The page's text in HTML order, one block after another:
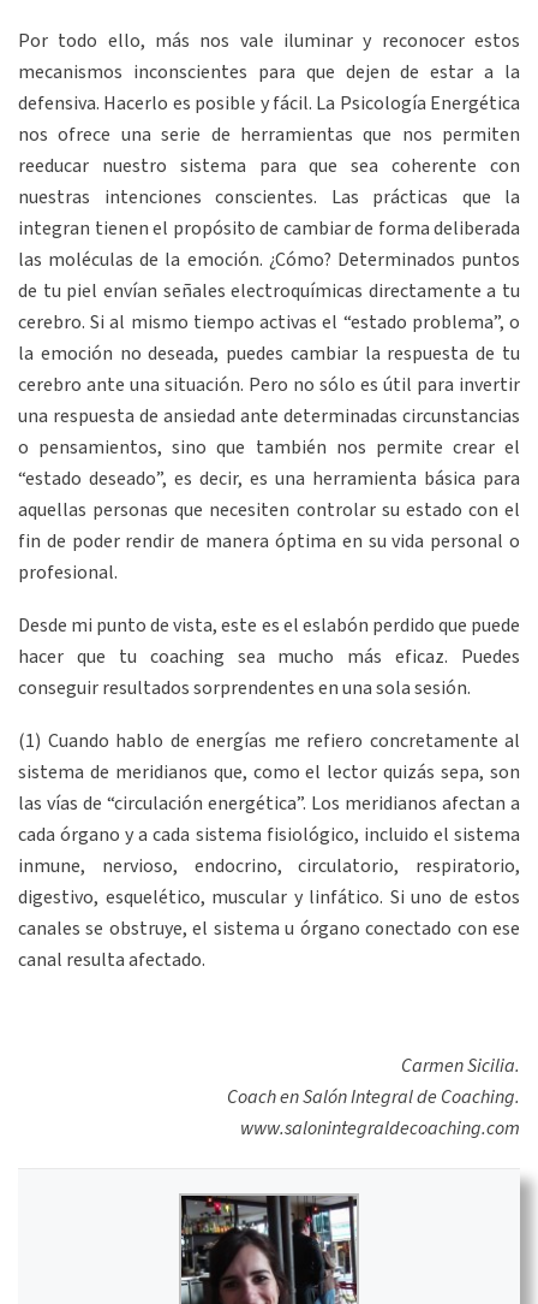
Por todo ello, más nos vale iluminar y reconocer estos
mecanismos inconscientes para que dejen de estar a la
defensiva. Hacerlo es posible y fácil. La Psicología Energética
nos ofrece una serie de herramientas que nos permiten
reeducar nuestro sistema para que sea coherente con
nuestras intenciones conscientes. Las prácticas que la
integran tienen el propósito de cambiar de forma deliberada
las moléculas de la emoción. ¿Cómo? Determinados puntos
de tu piel envían señales electroquímicas directamente a tu
cerebro. Si al mismo tiempo activas el “estado problema”, o
la emoción no deseada, puedes cambiar la respuesta de tu
cerebro ante una situación. Pero no sólo es útil para invertir
una respuesta de ansiedad ante determinadas circunstancias
o pensamientos, sino que también nos permite crear el
“estado deseado”, es decir, es una herramienta básica para
aquellas personas que necesiten controlar su estado con el
fin de poder rendir de manera óptima en su vida personal o
profesional.
Desde mi punto de vista, este es el eslabón perdido que puede
hacer que tu coaching sea mucho más eficaz. Puedes
conseguir resultados sorprendentes en una sola sesión.
(1) Cuando hablo de energías me refiero concretamente al
sistema de meridianos que, como el lector quizás sepa, son
las vías de “circulación energética”. Los meridianos afectan a
cada órgano y a cada sistema fisiológico, incluido el sistema
inmune, nervioso, endocrino, circulatorio, respiratorio,
digestivo, esquelético, muscular y linfático. Si uno de estos
canales se obstruye, el sistema u órgano conectado con ese
canal resulta afectado.
Carmen Sicilia.
Coach en Salón Integral de Coaching.
www.salonintegraldecoaching.com